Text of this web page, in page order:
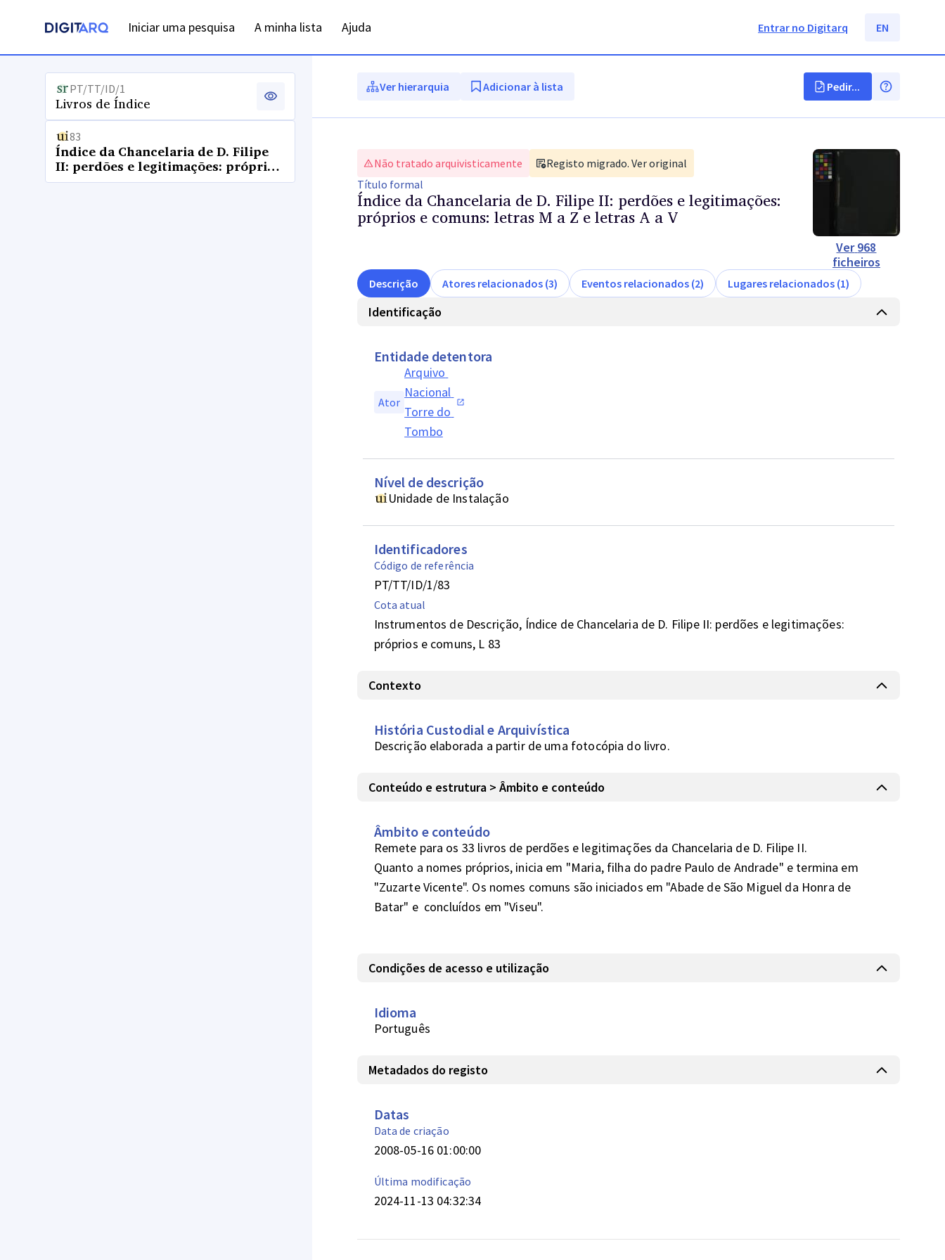
Iniciar uma pesquisa A minha lista Ajuda Entrar no Digitarq EN
PT/TT/ID/1
Livros de Índice
83
Índice da Chancelaria de D. Filipe
II: perdões e legitimações: próprios
e comuns: letras M a Z e letras A a V
Ver hierarquia Adicionar à lista Pedir...
Não tratado arquivisticamente
Registo migrado. Ver original
Título formal
Índice da Chancelaria de D. Filipe II: perdões e legitimações:
próprios e comuns: letras M a Z e letras A a V
Ver968
ficheiros
Descrição Atores relacionados (3) Eventos relacionados (2) Lugares relacionados (1)
Identificação
Entidade detentora
Ator
Arquivo
Nacional
Torre do
Tombo
Nível de descrição
Unidade de Instalação
Identificadores
Código de referência
PT/TT/ID/1/83
Cota atual
Instrumentos de Descrição, Índice de Chancelaria de D. Filipe II: perdões e legitimações:
próprios e comuns, L 83
Contexto
História Custodial e Arquivística
Descrição elaborada a partir de uma fotocópia do livro.
Conteúdo e estrutura > Âmbito e conteúdo
Âmbito e conteúdo
Remete para os 33 livros de perdões e legitimações da Chancelaria de D. Filipe II.
Quanto a nomes próprios, inicia em "Maria, filha do padre Paulo de Andrade" e termina em
"Zuzarte Vicente". Os nomes comuns são iniciados em "Abade de São Miguel da Honra de
Batar" e  concluídos em "Viseu".
Condições de acesso e utilização
Idioma
Português
Metadados do registo
Datas
Data de criação
2008-05-16 01:00:00
Última modificação
2024-11-13 04:32:34